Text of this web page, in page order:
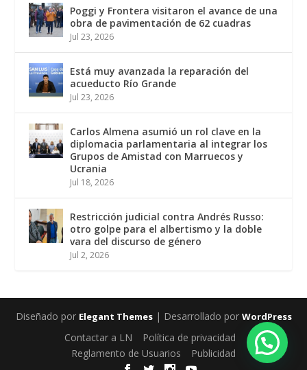
Poggi y Frontera visitaron el avance de una
obra de pavimentación de 62 cuadras
Jul 23, 2026
Está muy avanzada la reparación del
acueducto Río Grande
Jul 23, 2026
Carlos Almena asumió un rol clave en la
diplomacia parlamentaria al integrar los
Grupos de Amistad con Marruecos y
Ucrania
Jul 18, 2026
Restricción judicial contra Andrés Russo:
otro golpe para el albertismo y la doble
vara del discurso de género
Jul 2, 2026
Diseñado por Elegant Themes| Desarrollado por WordPress
Contactar a LN
Política de privacidad
Reglamento de Usuarios
Publicidad